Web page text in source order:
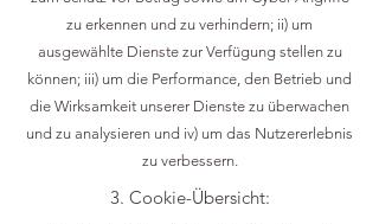
zu erkennen und zu verhindern; ii) um
ausgewählte Dienste zur Verfügung stellen zu
können; iii) um die Performance, den Betrieb und
die Wirksamkeit unserer Dienste zu überwachen
und zu analysieren und iv) um das Nutzererlebnis
zu verbessern.
3. Cookie-Übersicht: